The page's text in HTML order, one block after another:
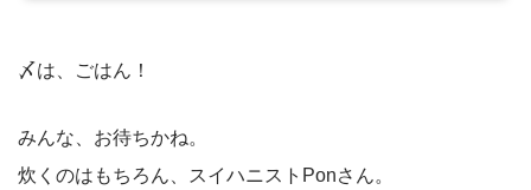
〆は、ごはん！
みんな、お待ちかね。
炊くのはもちろん、スイハニストPonさん。